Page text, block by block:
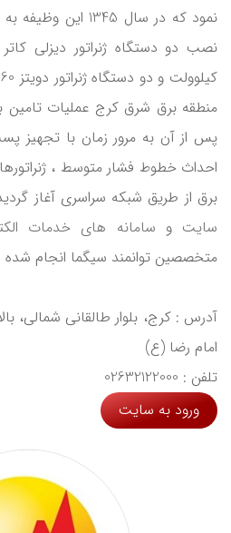
نمود که در سال 1345
منطقه برق شرق کرج عملیات تامین
احداث خطوط فشار متوسط ،
برق از طریق شبکه سراسری آغاز
سایت و سامانه های خدمات
متخصصین توانمند سیگما انجام
آدرس : کرج، بلوار طالقانی شمالی،
امام رضا (ع)
تلفن : 02632122000
ورود به سایت